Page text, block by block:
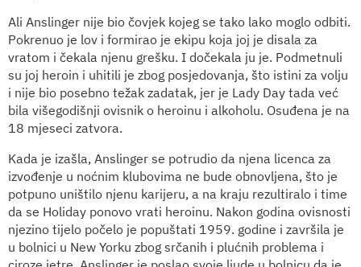
Ali Anslinger nije bio čovjek kojeg se tako lako moglo odbiti.
Pokrenuo je lov i formirao je ekipu koja joj je disala za
vratom i čekala njenu grešku. I dočekala ju je. Podmetnuli
su joj heroin i uhitili je zbog posjedovanja, što istini za volju
i nije bio posebno težak zadatak, jer je Lady Day tada već
bila višegodišnji ovisnik o heroinu i alkoholu. Osuđena je na
18 mjeseci zatvora.
Kada je izašla, Anslinger se potrudio da njena licenca za
izvođenje u noćnim klubovima ne bude obnovljena, što je
potpuno uništilo njenu karijeru, a na kraju rezultiralo i time
da se Holiday ponovo vrati heroinu. Nakon godina ovisnosti
njezino tijelo počelo je popuštati 1959. godine i završila je
u bolnici u New Yorku zbog srčanih i plućnih problema i